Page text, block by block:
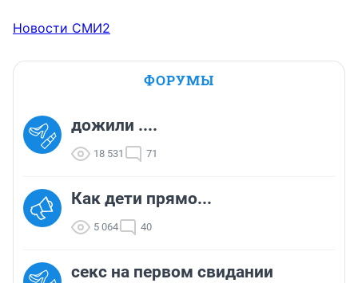
Новости СМИ2
ФОРУМЫ
дожили ....
18 531 71
Как дети прямо...
5 064 40
секс на первом свидании